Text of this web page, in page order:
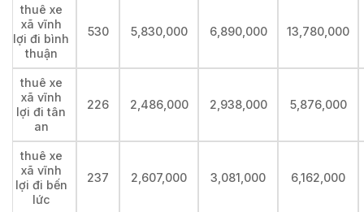
thuê xe
xã vĩnh
lợi đi bình
thuận
530 5,830,000 6,890,000 13,780,000
thuê xe
xã vĩnh
lợi đi tân
an
226 2,486,000 2,938,000 5,876,000
thuê xe
xã vĩnh
lợi đi bến
lức
237 2,607,000 3,081,000 6,162,000